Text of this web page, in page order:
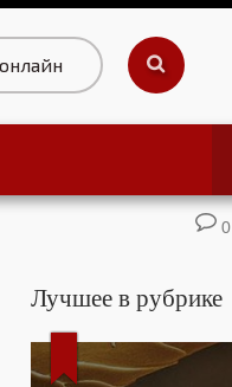
0
Лучшее в рубрике